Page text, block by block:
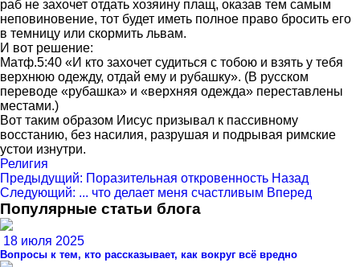
раб не захочет отдать хозяину плащ, оказав тем самым
неповиновение, тот будет иметь полное право бросить его
в темницу или скормить львам.
И вот решение:
Матф.5:40 «И кто захочет судиться с тобою и взять у тебя
верхнюю одежду, отдай ему и рубашку». (В русском
переводе «рубашка» и «верхняя одежда» переставлены
местами.)
Вот таким образом Иисус призывал к пассивному
восстанию, без насилия, разрушая и подрывая римские
устои изнутри.
Религия
Предыдущий: Поразительная откровенность Назад
Следующий: ... что делает меня счастливым Вперед
Популярные статьи блога
18 июля 2025
Вопросы к тем, кто рассказывает, как вокруг всё вредно